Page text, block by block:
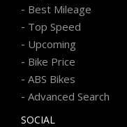
- Best Mileage
- Top Speed
- Upcoming
- Bike Price
- ABS Bikes
- Advanced Search
SOCIAL